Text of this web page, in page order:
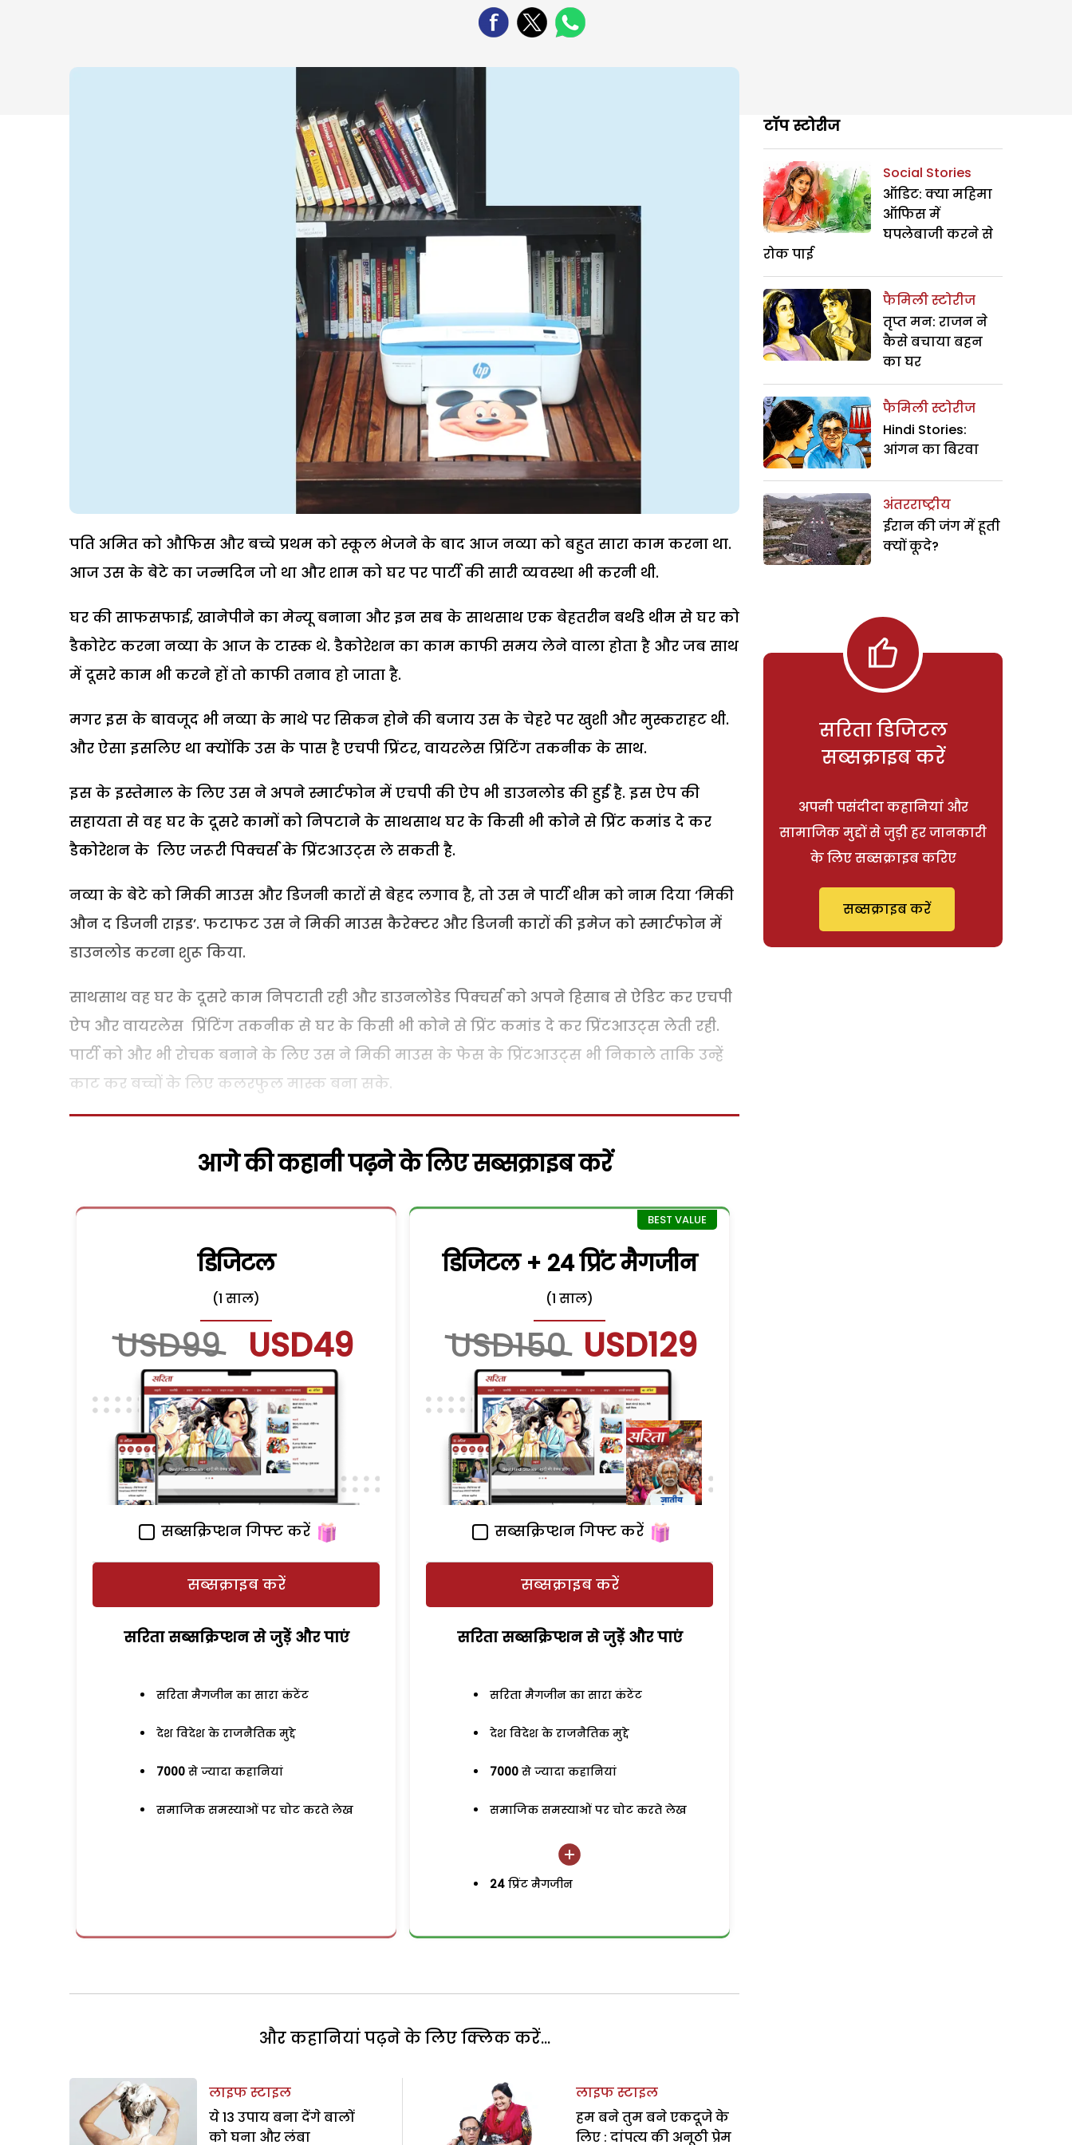
पति अमित को औफिस और बच्चे प्रथम को स्कूल भेजने के बाद आज नव्या को बहुत सारा काम करना था.
आज उस के बेटे का जन्मदिन जो था और शाम को घर पर पार्टी की सारी व्यवस्था भी करनी थी.
घर की साफसफाई, खानेपीने का मेन्यू बनाना और इन सब के साथसाथ एक बेहतरीन बर्थडे थीम से घर को
डैकोरेट करना नव्या के आज के टास्क थे. डैकोरेशन का काम काफी समय लेने वाला होता है और जब साथ
में दूसरे काम भी करने हों तो काफी तनाव हो जाता है.
मगर इस के बावजूद भी नव्या के माथे पर सिकन होने की बजाय उस के चेहरे पर खुशी और मुस्कराहट थी.
और ऐसा इसलिए था क्योंकि उस के पास है एचपी प्रिंटर, वायरलेस प्रिंटिंग तकनीक के साथ.
इस के इस्तेमाल के लिए उस ने अपने स्मार्टफोन में एचपी की ऐप भी डाउनलोड की हुई है. इस ऐप की
सहायता से वह घर के दूसरे कामों को निपटाने के साथसाथ घर के किसी भी कोने से प्रिंट कमांड दे कर
डैकोरेशन के लिए जरूरी पिक्चर्स के प्रिंटआउट्स ले सकती है.
नव्या के बेटे को मिकी माउस और डिजनी कारों से बेहद लगाव है, तो उस ने पार्टी थीम को नाम दिया ‘मिकी
औन द डिजनी राइड’. फटाफट उस ने मिकी माउस कैरेक्टर और डिजनी कारों की इमेज को स्मार्टफोन में
डाउनलोड करना शुरू किया.
साथसाथ वह घर के दूसरे काम निपटाती रही और डाउनलोडेड पिक्चर्स को अपने हिसाब से ऐडिट कर एचपी
ऐप और वायरलेस प्रिंटिंग तकनीक से घर के किसी भी कोने से प्रिंट कमांड दे कर प्रिंटआउट्स लेती रही.
पार्टी को और भी रोचक बनाने के लिए उस ने मिकी माउस के फेस के प्रिंटआउट्स भी निकाले ताकि उन्हें
काट कर बच्चों के लिए कलरफुल मास्क बना सके.
आगे की कहानी पढ़ने के लिए सब्सक्राइब करें
डिजिटल
(1 साल)
USD99 USD49
सब्सक्रिप्शन गिफ्ट करें
सब्सक्राइब करें
सरिता सब्सक्रिप्शन से जुड़ेें और पाएं
सरिता मैगजीन का सारा कंटेंट
देश विदेश के राजनैतिक मुद्दे
7000 से ज्यादा कहानियां
समाजिक समस्याओं पर चोट करते लेख
डिजिटल + 24 प्रिंट मैगजीन
(1 साल)
USD150 USD129
सब्सक्रिप्शन गिफ्ट करें
सब्सक्राइब करें
सरिता सब्सक्रिप्शन से जुड़ेें और पाएं
सरिता मैगजीन का सारा कंटेंट
देश विदेश के राजनैतिक मुद्दे
7000 से ज्यादा कहानियां
समाजिक समस्याओं पर चोट करते लेख
24 प्रिंट मैगजीन
और कहानियां पढ़ने के लिए क्लिक करें...
लाइफ स्टाइल
ये 13 उपाय बना देंगे बालों
को घना और लंबा
लाइफ स्टाइल
हम बने तुम बने एकदूजे के
लिए : दांपत्य की अनूठी प्रेम
टॉप स्टोरीज
Social Stories
ऑडिट: क्या महिमा
ऑफिस में
घपलेबाजी करने से
रोक पाई
फैमिली स्टोरीज
तृप्त मन: राजन ने
कैसे बचाया बहन
का घर
फैमिली स्टोरीज
Hindi Stories:
आंगन का बिरवा
अंतरराष्ट्रीय
ईरान की जंग में हूती
क्यों कूदे?
सरिता डिजिटल
सब्सक्राइब करें
अपनी पसंदीदा कहानियां और
सामाजिक मुद्दों से जुड़ी हर जानकारी
के लिए सब्सक्राइब करिए
सब्सक्राइब करें